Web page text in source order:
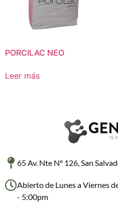
PORCILAC NEO
Leer más
65 Av. Nte N° 126, San
Abierto de Lunes a Viernes
- 5:00pm